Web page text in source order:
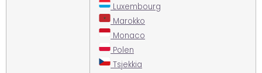
Luxembourg
Marokko
Monaco
Polen
Tsjekkia